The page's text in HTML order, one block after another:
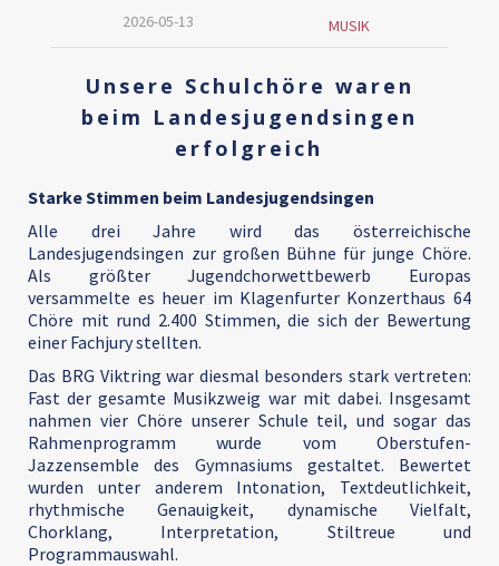
2026-05-13 MUSIK
Unsere Schulchöre waren
beim Landesjugendsingen
erfolgreich
Starke Stimmen beim Landesjugendsingen
Alle drei Jahre wird das österreichische
Landesjugendsingen zur großen Bühne für junge Chöre.
Als größter Jugendchorwettbewerb Europas
versammelte es heuer im Klagenfurter Konzerthaus 64
Chöre mit rund 2.400 Stimmen, die sich der Bewertung
einer Fachjury stellten.
Das BRG Viktring war diesmal besonders stark vertreten:
Fast der gesamte Musikzweig war mit dabei. Insgesamt
nahmen vier Chöre unserer Schule teil, und sogar das
Rahmenprogramm wurde vom Oberstufen-
Jazzensemble des Gymnasiums gestaltet. Bewertet
wurden unter anderem Intonation, Textdeutlichkeit,
rhythmische Genauigkeit, dynamische Vielfalt,
Chorklang, Interpretation, Stiltreue und
Programmauswahl.